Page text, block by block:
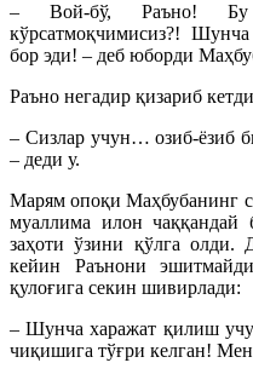
– Вой-бў, Раъно! Бу
кўрсатмоқчимисиз?!
бор эди! – деб юборди
Раъно негадир қизариб
– Сизлар учун… озиб-ёзиб
– деди у.
Марям опоқи Маҳбубанинг
муаллима илон
заҳоти ўзини қўлга олди.
кейин Раънони
қулоғига секин шивирлади:
– Шунча харажат қилиш
чиқишига тўғри келган!